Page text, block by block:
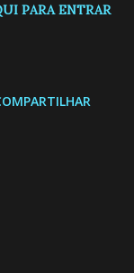
PARA ENTRAR